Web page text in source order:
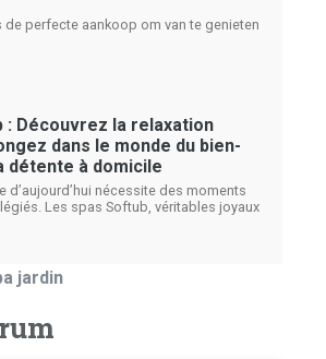
de perfecte aankoop om van te genieten
: Découvrez la relaxation
dans le monde du bien-
détente à domicile
d’aujourd’hui nécessite des moments
Les spas Softub, véritables joyaux
jardin